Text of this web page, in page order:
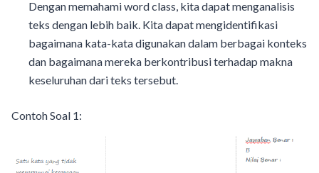
Dengan memahami word class, kita dapat menganalisis
teks dengan lebih baik. Kita dapat mengidentifikasi
bagaimana kata-kata digunakan dalam berbagai konteks
dan bagaimana mereka berkontribusi terhadap makna
keseluruhan dari teks tersebut.
Contoh Soal 1: